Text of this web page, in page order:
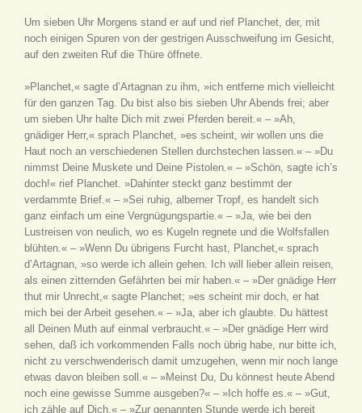
Um sieben Uhr Morgens stand er auf und rief Planchet, der, mit
noch einigen Spuren von der gestrigen Ausschweifung im Gesicht,
auf den zweiten Ruf die Thüre öffnete.
»Planchet,« sagte d’Artagnan zu ihm, »ich entferne mich vielleicht
für den ganzen Tag. Du bist also bis sieben Uhr Abends frei; aber
um sieben Uhr halte Dich mit zwei Pferden bereit.« – »Ah,
gnädiger Herr,« sprach Planchet, »es scheint, wir wollen uns die
Haut noch an verschiedenen Stellen durchstechen lassen.« – »Du
nimmst Deine Muskete und Deine Pistolen.« – »Schön, sagte ich’s
doch!« rief Planchet. »Dahinter steckt ganz bestimmt der
verdammte Brief.« – »Sei ruhig, alberner Tropf, es handelt sich
ganz einfach um eine Vergnügungspartie.« – »Ja, wie bei den
Lustreisen von neulich, wo es Kugeln regnete und die Wolfsfallen
blühten.« – »Wenn Du übrigens Furcht hast, Planchet,« sprach
d’Artagnan, »so werde ich allein gehen. Ich will lieber allein reisen,
als einen zitternden Gefährten bei mir haben.« – »Der gnädige Herr
thut mir Unrecht,« sagte Planchet; »es scheint mir doch, er hat
mich bei der Arbeit gesehen.« – »Ja, aber ich glaubte. Du hättest
all Deinen Muth auf einmal verbraucht.« – »Der gnädige Herr wird
sehen, daß ich vorkommenden Falls noch übrig habe, nur bitte ich,
nicht zu verschwenderisch damit umzugehen, wenn mir noch lange
etwas davon bleiben soll.« – »Meinst Du, Du könnest heute Abend
noch eine gewisse Summe ausgeben?« – »Ich hoffe es.« – »Gut,
ich zähle auf Dich.« – »Zur genannten Stunde werde ich bereit